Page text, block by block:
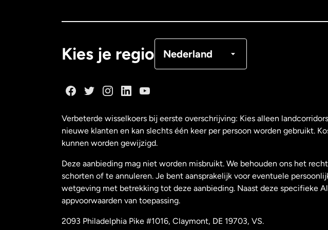
Kies je regio Nederland
Nederland
Nieuw-Zeeland
Verbeterde wisselkoers bij eerste overschrijving: Kies alleen
nieuwe klanten en kan slechts één keer per persoon worden gebruikt.
kunnen worden gewijzigd.
Deze aanbieding mag niet worden misbruikt. We behouden ons het
schorten of te annuleren. Je bent aansprakelijk voor eventuele
wetgeving met betrekking tot deze aanbieding. Naast deze specifieke
appvoorwaarden van toepassing.
2093 Philadelphia Pike #1016, Claymont, DE 19703, VS.